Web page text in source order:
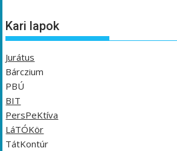
Kari lapok
Jurátus
Bárczium
PBÚ
BIT
PersPeKtíva
LáTÓKör
TátKontúr